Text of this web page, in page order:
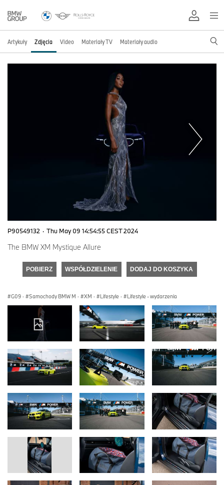
Artykuły Zdjęcia Video Materiały TV Materiały audio
P90549132 · Thu May 09 14:54:55 CEST 2024
The BMW XM Mystique Allure
POBIERZ WSPÓŁDZIELENIE DODAJ DO KOSZYKA
G09 · Samochody BMW M · XM · Lifestyle · Lifestyle - wydarzenia